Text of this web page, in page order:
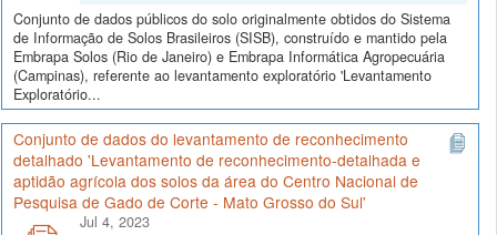
Conjunto de dados públicos do solo originalmente obtidos do Sistema
de Informação de Solos Brasileiros (SISB), construído e mantido pela
Embrapa Solos (Rio de Janeiro) e Embrapa Informática Agropecuária
(Campinas), referente ao levantamento exploratório 'Levantamento
Exploratório...
Conjunto de dados do levantamento de reconhecimento
detalhado 'Levantamento de reconhecimento-detalhada e
aptidão agrícola dos solos da área do Centro Nacional de
Pesquisa de Gado de Corte - Mato Grosso do Sul'
Jul 4, 2023